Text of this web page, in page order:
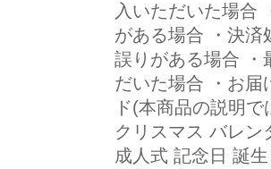
入いただいた場合
がある場合 ・決済
誤りがある場合 ・
だいた場合 ・お届
ド(本商品の説明
クリスマス バレ
成人式 記念日 誕